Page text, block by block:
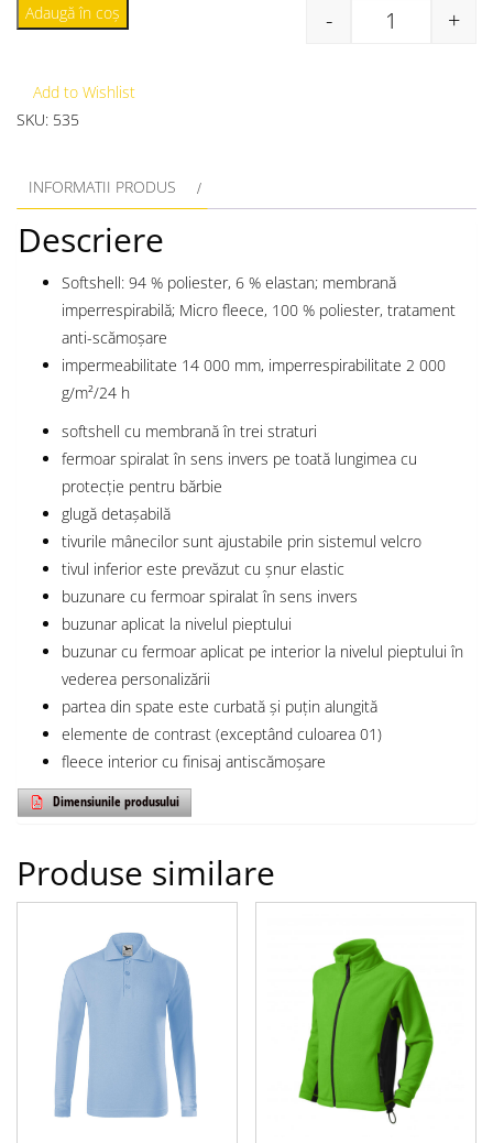
- +
Adaugă în coș
Add to Wishlist
SKU: 535
INFORMATII PRODUS
Descriere
Softshell: 94 % poliester, 6 % elastan; membrană
imperrespirabilă; Micro fleece, 100 % poliester, tratament
anti-scămoșare
impermeabilitate 14 000 mm, imperrespirabilitate 2 000
g/m²/24 h
softshell cu membrană în trei straturi
fermoar spiralat în sens invers pe toată lungimea cu
protecție pentru bărbie
glugă detașabilă
tivurile mânecilor sunt ajustabile prin sistemul velcro
tivul inferior este prevăzut cu șnur elastic
buzunare cu fermoar spiralat în sens invers
buzunar aplicat la nivelul pieptului
buzunar cu fermoar aplicat pe interior la nivelul pieptului în
vederea personalizării
partea din spate este curbată și puțin alungită
elemente de contrast (exceptând culoarea 01)
fleece interior cu finisaj antiscămoșare
Dimensiunile produsului
Produse similare